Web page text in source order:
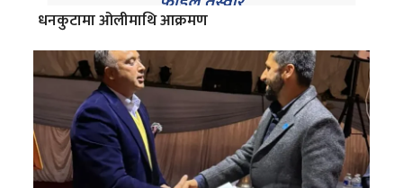
धनकुटामा ओलीमाथि आक्रमण